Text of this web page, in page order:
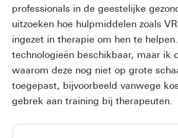
professionals in de geestelijke
uitzoeken hoe hulpmiddelen zoals
ingezet in therapie om hen te helpen.
technologieën beschikbaar, maar ik
waarom deze nog niet op grote
toegepast, bijvoorbeeld vanwege
gebrek aan training bij therapeuten.